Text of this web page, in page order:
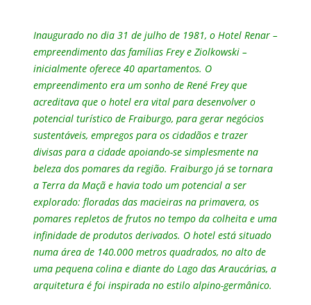
Inaugurado no dia 31 de julho de 1981, o Hotel Renar –
empreendimento das famílias Frey e Ziolkowski –
inicialmente oferece 40 apartamentos. O
empreendimento era um sonho de René Frey que
acreditava que o hotel era vital para desenvolver o
potencial turístico de Fraiburgo, para gerar negócios
sustentáveis, empregos para os cidadãos e trazer
divisas para a cidade apoiando-se simplesmente na
beleza dos pomares da região. Fraiburgo já se tornara
a Terra da Maçã e havia todo um potencial a ser
explorado: floradas das macieiras na primavera, os
pomares repletos de frutos no tempo da colheita e uma
infinidade de produtos derivados. O hotel está situado
numa área de 140.000 metros quadrados, no alto de
uma pequena colina e diante do Lago das Araucárias, a
arquitetura é foi inspirada no estilo alpino-germânico.